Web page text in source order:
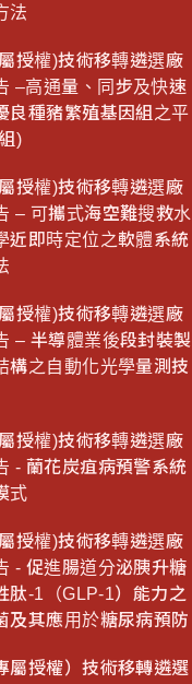
法
授權)技術移轉遴選廠
–高通量、同步及快速
良種豬繁殖基因組之平
)
授權)技術移轉遴選廠
– 可攜式海空難搜救水
近即時定位之軟體系統
授權)技術移轉遴選廠
– 半導體業後段封裝製
構之自動化光學量測技
授權)技術移轉遴選廠
- 蘭花炭疽病預警系統
式
授權)技術移轉遴選廠
- 促進腸道分泌胰升糖
肽-1（GLP-1）能力之
及其應用於糖尿病預防
屬授權）技術移轉遴選